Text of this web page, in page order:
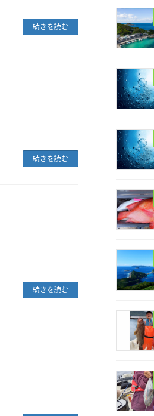
続きを読む
続きを読む
続きを読む